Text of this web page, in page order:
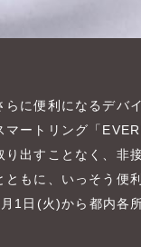
らに便利になるデバ
マートリング「
り出すことなく、非
ともに、いっそう便
1日(火)から都内各